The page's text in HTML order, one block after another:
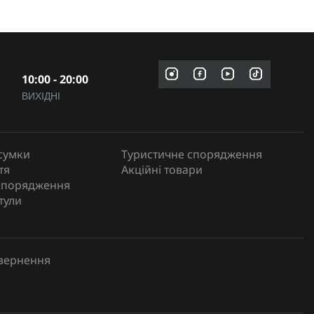
матеріали, ізраїльські бандажі та аптечки для
доступ у стресових умовах.
із системами MOLLE, легкість відкриття
10:00 - 20:00
ВИХІДНІ
Туристичне спорядження
Акційні товари